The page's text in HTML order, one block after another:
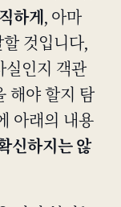
하게, 아마
할 것입니다,
실인지 객관
해야 할지 탐
아래의 내용
신하지는 않